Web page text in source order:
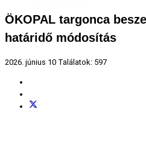
ÖKOPAL targonca
határidő módosítás
2026. június 10 Találatok: 597